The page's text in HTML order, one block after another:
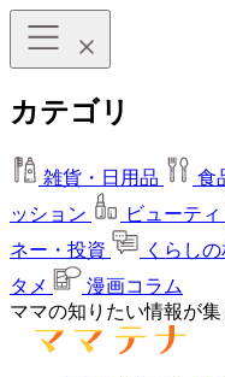
カテゴリ
雑貨・日用品 食
ッション
ビューティ
ネー・投資
くらし
タメ
漫画コラム
ママの知りたい情報が